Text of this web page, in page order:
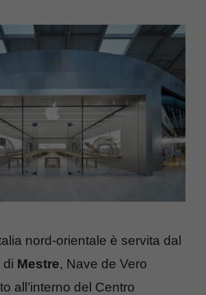
nord-orientale è servita dal
di Mestre, Nave de Vero
all’interno del Centro